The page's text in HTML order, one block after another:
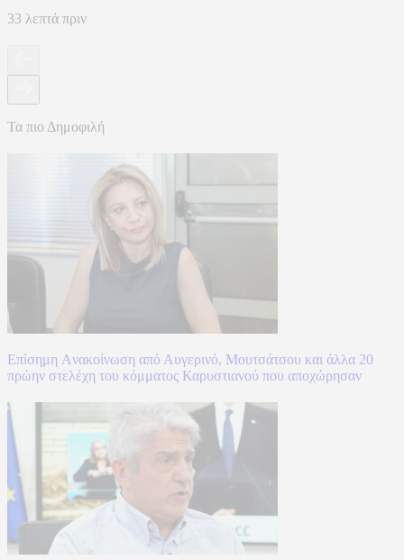
33 λεπτά πριν
Τα πιο Δημοφιλή
Επίσημη Aνακοίνωση από Αυγερινό, Μουτσάτσου και άλλα 20
πρώην στελέχη του κόμματος Καρυστιανού που αποχώρησαν